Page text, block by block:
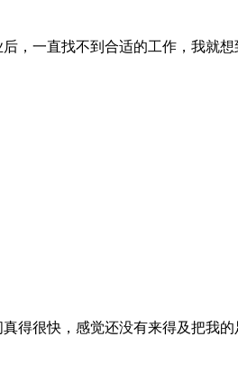
，一直找不到合适的工作，我就
得很快，感觉还没有来得及把我